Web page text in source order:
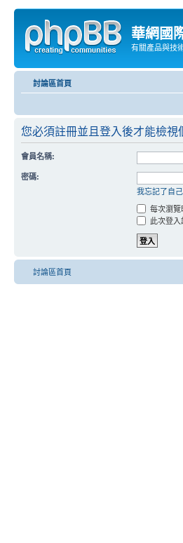
華網國
有關產品與技
討論區首頁
您必須註冊並且登入後才能檢視
會員名稱:
密碼:
我忘記了自
每次瀏覽
此次登
討論區首頁